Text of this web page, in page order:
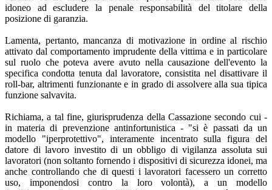
idoneo ad escludere la penale responsabilità del titolare della
posizione di garanzia.
Lamenta, pertanto, mancanza di motivazione in ordine al rischio
attivato dal comportamento imprudente della vittima e in particolare
sul ruolo che poteva avere avuto nella causazione dell'evento la
specifica condotta tenuta dal lavoratore, consistita nel disattivare il
roll-bar, altrimenti funzionante e in grado di assolvere alla sua tipica
funzione salvavita.
Richiama, a tal fine, giurisprudenza della Cassazione secondo cui -
in materia di prevenzione antinfortunistica - "si è passati da un
modello "iperprotettivo", interamente incentrato sulla figura del
datore di lavoro investito di un obbligo di vigilanza assoluta sui
lavoratori (non soltanto fornendo i dispositivi di sicurezza idonei, ma
anche controllando che di questi i lavoratori facessero un corretto
uso, imponendosi contro la loro volontà), a un modello